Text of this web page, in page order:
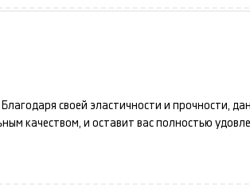
Благодаря своей эластичности и прочности,
качеством, и оставит вас полностью